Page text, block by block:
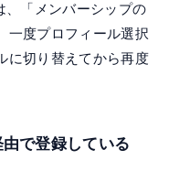
、「メンバーシップの
一度プロフィール選択
に切り替えてから再度
で登録している